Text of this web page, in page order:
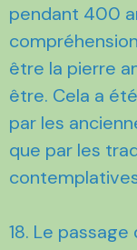
pendant 400
être la pierre
être. Cela a
par les
que par les
18. Le